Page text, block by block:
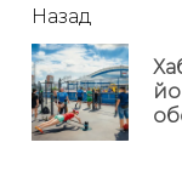
читать
еще
Назад